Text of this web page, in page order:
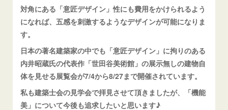
対角にある「意匠デザイン」性にも費用をかけられるよう
になれば、五感を刺激するようなデザインが可能になりま
す。
日本の著名建築家の中でも「意匠デザイン」に拘りのある
内井昭蔵氏の代表作「世田谷美術館」の展示無しの建物自
体を見せる展覧会が7/4から8/27まで開催されています。
私も建築士会の見学会で拝見させて頂きましたが、「機能
美」について今後も追求したいと思います♪